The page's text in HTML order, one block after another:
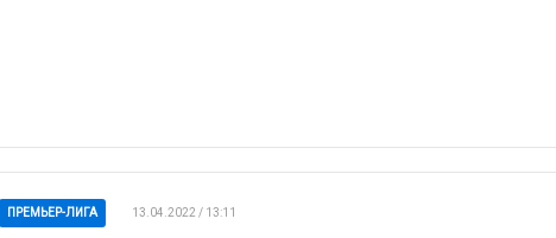
ПРЕМЬЕР-ЛИГА 13.04.2022 / 13:11